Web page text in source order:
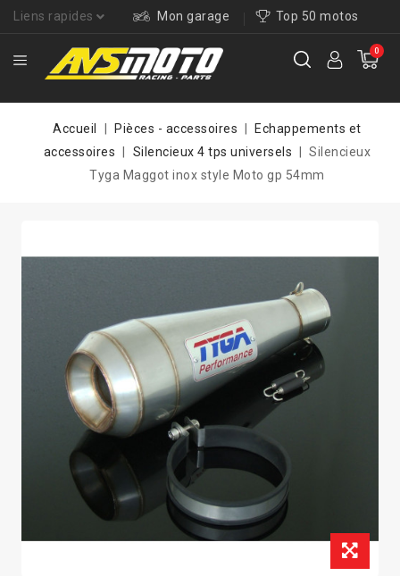
Liens rapides Mon garage Top 50 motos
0
Accueil Pièces - accessoires
Echappements et
accessoires
Silencieux 4 tps universels
Silencieux
Tyga Maggot inox style Moto gp 54mm